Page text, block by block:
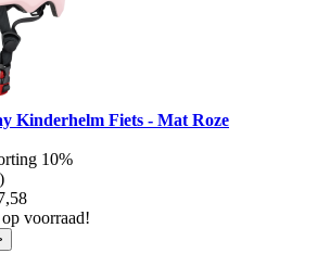
Kinderhelm Fiets - Mat Roze
10%
voorraad!